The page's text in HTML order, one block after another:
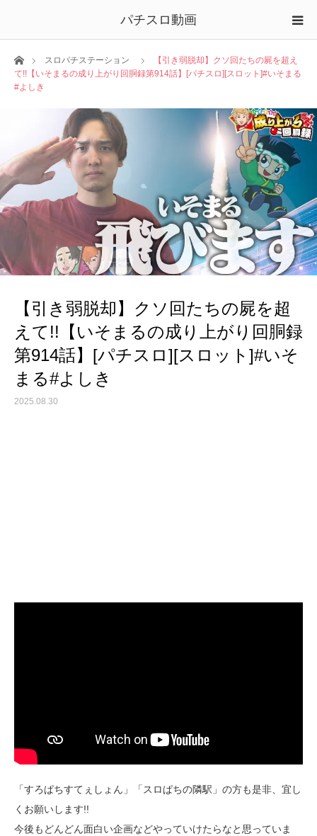
パチスロ動画
ホームスロパチステーション
【引き弱脱却】クソ回たちの屍を超え
て!!【いそまるの成り上がり回胴録第914話】[パチスロ][スロット]#いそまる
#よしき
【引き弱脱却】クソ回たちの屍を超
えて!!【いそまるの成り上がり回胴録
第914話】[パチスロ][スロット]#いそ
まる#よしき
2025.08.30
「すろぱちすてぇしょん」「スロぱちの隣駅」の方も是非、宜し
くお願いします!!
今後もどんどん面白い企画などやっていけたらなと思っていま